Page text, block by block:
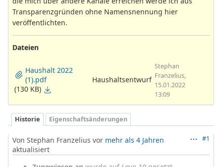
Transparenzgründen ohne Namensnennung hier
veröffentlichten.
Dateien
Haushalt 2022
(1).pdf
(130 KB)
Haushaltsentwurf
Stephan
Franzelius,
15.01.2022
13:09
Historie Eigenschaftsänderungen
#1
Von Stephan Franzelius vor mehr als 4 Jahren
aktualisiert